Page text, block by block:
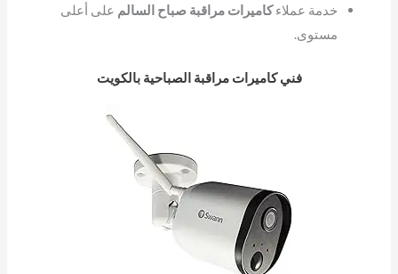
خدمة عملاءكاميرات مراقبة صباح السالم على أعلى
مستوى.
فني كاميرات مراقبة الصباحية بالكويت